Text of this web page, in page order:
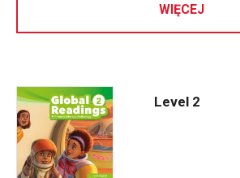
WIĘCEJ
Level 2